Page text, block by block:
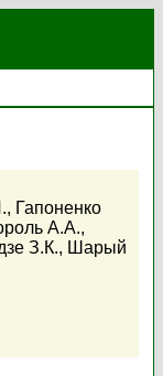
, Гапоненко
А.А.,
З.К., Шарый